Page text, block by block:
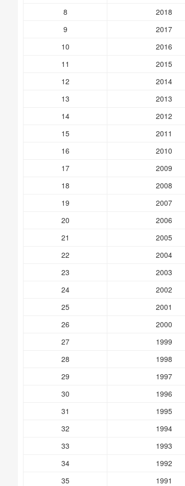
8
2018
9
2017
10
2016
11
2015
12
2014
13
2013
14
2012
15
2011
16
2010
17
2009
18
2008
19
2007
20
2006
21
2005
22
2004
23
2003
24
2002
25
2001
26
2000
27
1999
28
1998
29
1997
30
1996
31
1995
32
1994
33
1993
34
1992
35
1991